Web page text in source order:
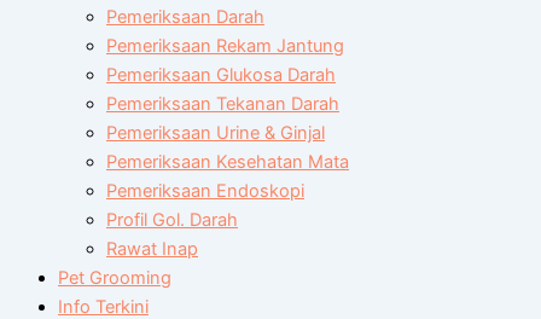
Pemeriksaan Darah
Pemeriksaan Rekam Jantung
Pemeriksaan Glukosa Darah
Pemeriksaan Tekanan Darah
Pemeriksaan Urine & Ginjal
Pemeriksaan Kesehatan Mata
Pemeriksaan Endoskopi
Profil Gol. Darah
Rawat Inap
Pet Grooming
Info Terkini